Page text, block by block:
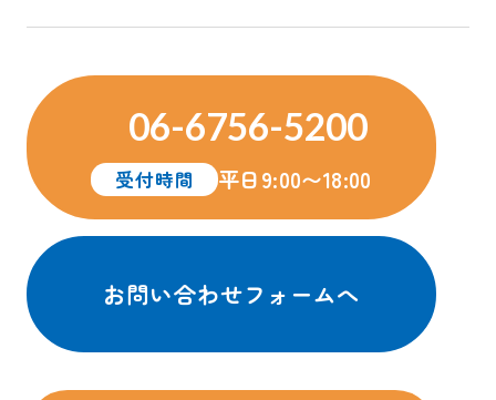
06-6756-5200
受付時間 平日9:00〜18:00
お問い合わせフォームへ